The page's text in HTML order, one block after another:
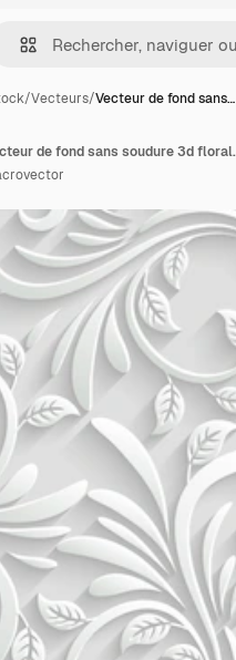
/Vecteurs/Vecteur de fond sans…